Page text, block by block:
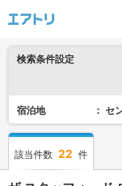
検索条件設定
宿泊地 セ
該当件数 22 件